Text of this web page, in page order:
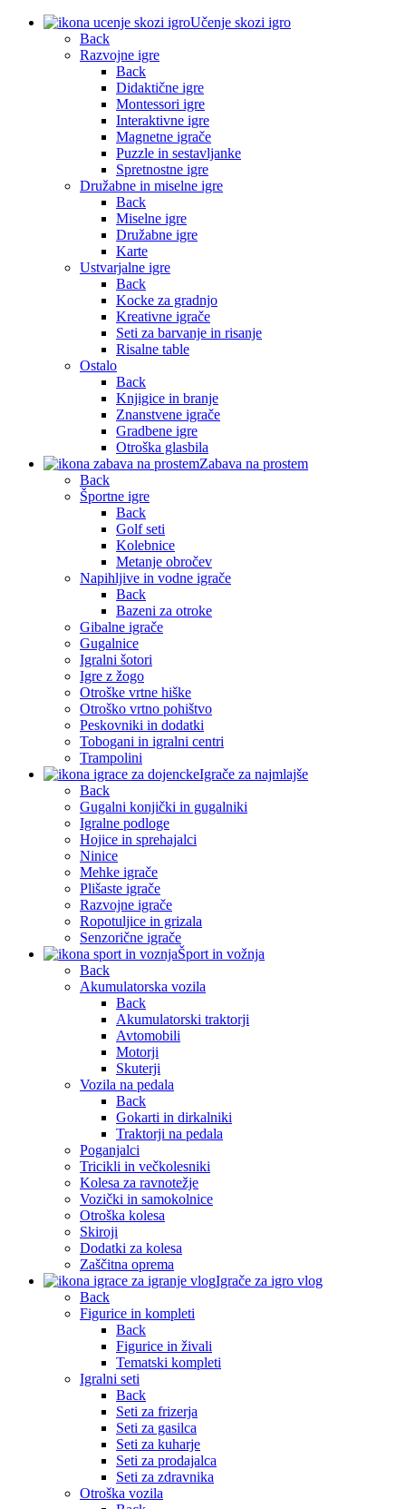
Učenje skozi igro
Back
Razvojne igre
Back
Didaktične igre
Montessori igre
Interaktivne igre
Magnetne igrače
Puzzle in sestavljanke
Spretnostne igre
Družabne in miselne igre
Back
Miselne igre
Družabne igre
Karte
Ustvarjalne igre
Back
Kocke za gradnjo
Kreativne igrače
Seti za barvanje in risanje
Risalne table
Ostalo
Back
Knjigice in branje
Znanstvene igrače
Gradbene igre
Otroška glasbila
Zabava na prostem
Back
Športne igre
Back
Golf seti
Kolebnice
Metanje obročev
Napihljive in vodne igrače
Back
Bazeni za otroke
Gibalne igrače
Gugalnice
Igralni šotori
Igre z žogo
Otroške vrtne hiške
Otroško vrtno pohištvo
Peskovniki in dodatki
Tobogani in igralni centri
Trampolini
Igrače za najmlajše
Back
Gugalni konjički in gugalniki
Igralne podloge
Hojice in sprehajalci
Ninice
Mehke igrače
Plišaste igrače
Razvojne igrače
Ropotuljice in grizala
Senzorične igrače
Šport in vožnja
Back
Akumulatorska vozila
Back
Akumulatorski traktorji
Avtomobili
Motorji
Skuterji
Vozila na pedala
Back
Gokarti in dirkalniki
Traktorji na pedala
Poganjalci
Tricikli in večkolesniki
Kolesa za ravnotežje
Vozički in samokolnice
Otroška kolesa
Skiroji
Dodatki za kolesa
Zaščitna oprema
Igrače za igro vlog
Back
Figurice in kompleti
Back
Figurice in živali
Tematski kompleti
Igralni seti
Back
Seti za frizerja
Seti za gasilca
Seti za kuharje
Seti za prodajalca
Seti za zdravnika
Otroška vozila